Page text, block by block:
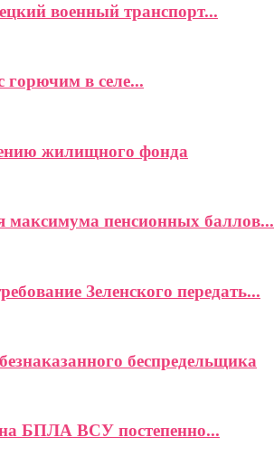
военный транспорт...
горючим в селе...
жилищного фонда
максимума пенсионных баллов...
Зеленского передать...
беспредельщика
БПЛА ВСУ постепенно...